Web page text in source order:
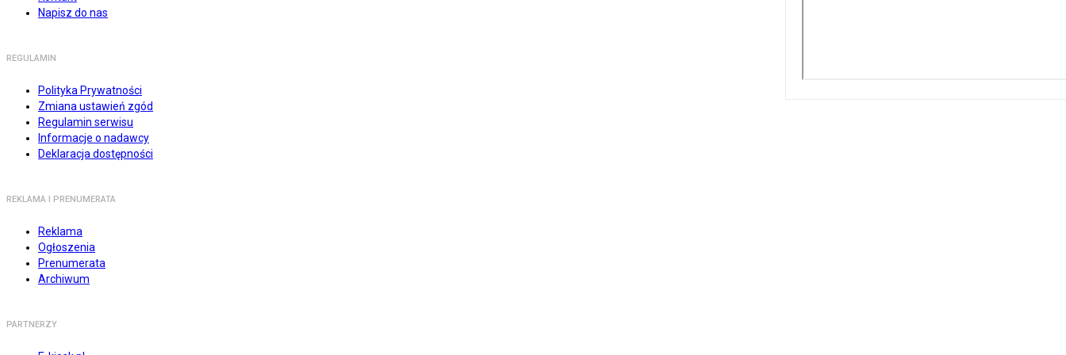
Napisz do nas
REGULAMIN
Polityka Prywatności
Zmiana ustawień zgód
Regulamin serwisu
Informacje o nadawcy
Deklaracja dostępności
REKLAMA I PRENUMERATA
Reklama
Ogłoszenia
Prenumerata
Archiwum
PARTNERZY